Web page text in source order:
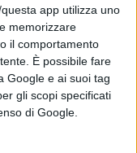
app utilizza uno
memorizzare
il comportamento
È possibile fare
Google e ai suoi tag
gli scopi specificati
di Google.